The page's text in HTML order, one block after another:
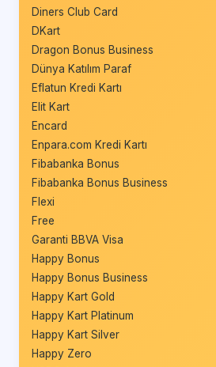
Diners Club Card
DKart
Dragon Bonus Business
Dünya Katılım Paraf
Eflatun Kredi Kartı
Elit Kart
Encard
Enpara.com Kredi Kartı
Fibabanka Bonus
Fibabanka Bonus Business
Flexi
Free
Garanti BBVA Visa
Happy Bonus
Happy Bonus Business
Happy Kart Gold
Happy Kart Platinum
Happy Kart Silver
Happy Zero